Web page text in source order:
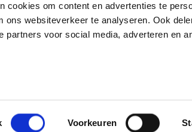
cookies om content en advertenties te
ons websiteverkeer te analyseren. Ook
partners voor social media, adverteren en
Voorkeuren
Techniek, Onderhoud & Inspectie
Opleidingen
Verduurzaming en Energieprestatie